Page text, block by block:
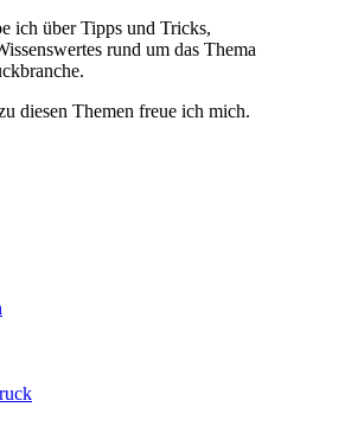
ich über Tipps und Tricks,
rund um das Thema
diesen Themen freue ich mich.